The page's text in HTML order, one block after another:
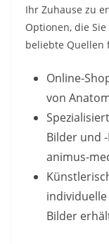
Ihr Zuhause zu
Optionen, die
beliebte Quellen
Online-
von
Bilder und
animus-
Bilder